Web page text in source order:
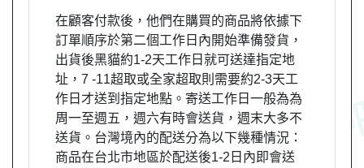
在顧客付款後，他們在購買的商品將依據下
訂單順序於第二個工作日內開始準備發貨，
出貨後黑貓約1-2天工作日就可送達指定地
址，7 -11超取或全家超取則需要約2-3天工
作日才送到指定地點。寄送工作日一般為為
周一至週五，週六有時會送貨，週末大多不
送貨。台灣境內的配送分為以下幾種情況：
商品在台北市地區於配送後1-2日內即會送